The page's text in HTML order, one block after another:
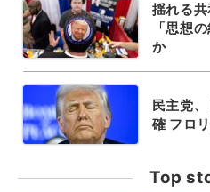
揺れる
「思想
か
民主党
確 フロ
Top